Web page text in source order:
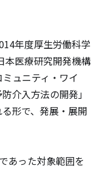
年度厚生労働科学
本医療研究開発機構
ュニティ・ワイ
介入方法の開発」
形で、発展・展開
あった対象範囲を